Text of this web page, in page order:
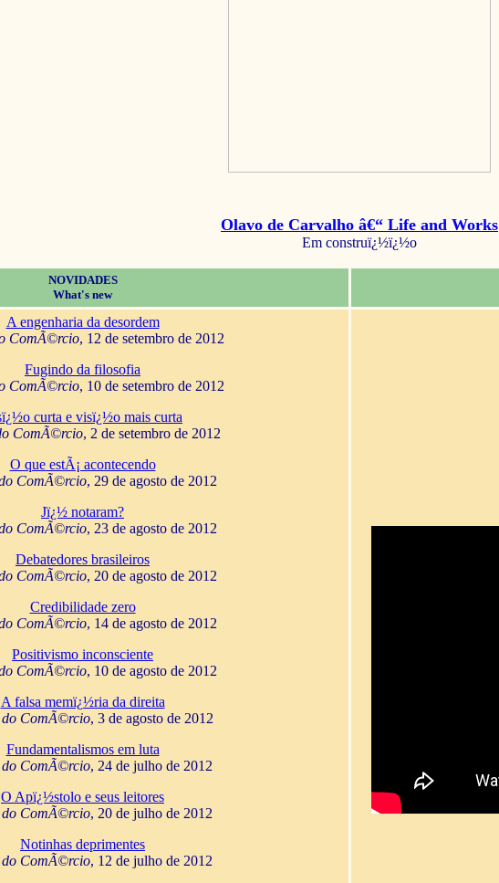
Olavo de Carvalho â€“ Life and Works
Em construï¿½ï¿½o
NOVIDADES
What's new
A engenharia da desordem
ComÃ©rcio, 12 de setembro de 2012
Fugindo da filosofia
ComÃ©rcio, 10 de setembro de 2012
curta e visï¿½o mais curta
ComÃ©rcio, 2 de setembro de 2012
O que estÃ¡ acontecendo
ComÃ©rcio, 29 de agosto de 2012
Jï¿½ notaram?
ComÃ©rcio, 23 de agosto de 2012
Debatedores brasileiros
ComÃ©rcio, 20 de agosto de 2012
Credibilidade zero
ComÃ©rcio, 14 de agosto de 2012
Positivismo inconsciente
ComÃ©rcio, 10 de agosto de 2012
A falsa memï¿½ria da direita
ComÃ©rcio, 3 de agosto de 2012
Fundamentalismos em luta
ComÃ©rcio, 24 de julho de 2012
O Apï¿½stolo e seus leitores
ComÃ©rcio, 20 de julho de 2012
Notinhas deprimentes
ComÃ©rcio, 12 de julho de 2012